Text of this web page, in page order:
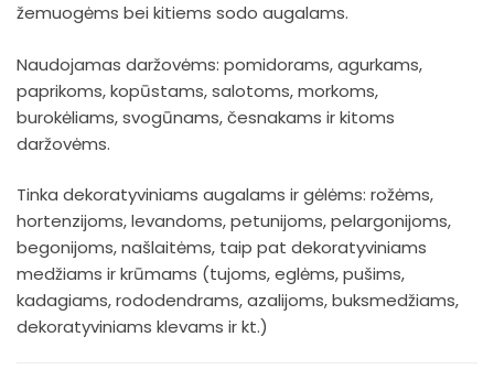
žemuogėms bei kitiems sodo augalams.
Naudojamas daržovėms: pomidorams, agurkams,
paprikoms, kopūstams, salotoms, morkoms,
burokėliams, svogūnams, česnakams ir kitoms
daržovėms.
Tinka dekoratyviniams augalams ir gėlėms: rožėms,
hortenzijoms, levandoms, petunijoms, pelargonijoms,
begonijoms, našlaitėms, taip pat dekoratyviniams
medžiams ir krūmams (tujoms, eglėms, pušims,
kadagiams, rododendrams, azalijoms, buksmedžiams,
dekoratyviniams klevams ir kt.)